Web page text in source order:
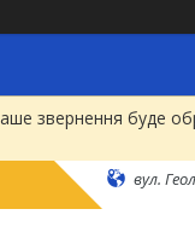
звернення буде
вул.